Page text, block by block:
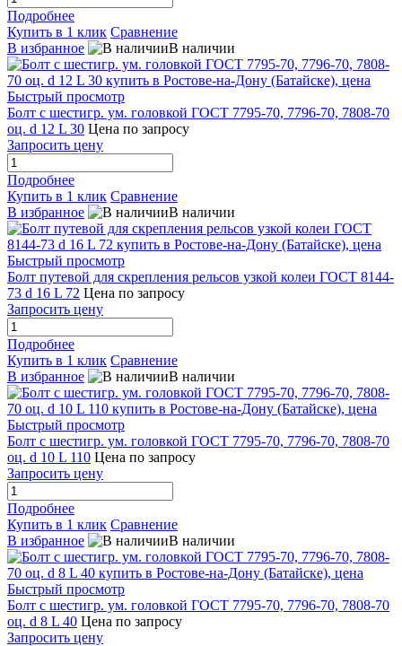
Подробнее
Купить в 1 клик Сравнение
В избранное
В наличии
Быстрый просмотр
Болт с шестигр. ум. головкой ГОСТ 7795-70, 7796-70, 7808-70
оц. d 12 L 30 Цена по запросу
Запросить цену
Подробнее
Купить в 1 клик Сравнение
В избранное
В наличии
Быстрый просмотр
Болт путевой для скрепления рельсов узкой колеи ГОСТ 8144-
73 d 16 L 72 Цена по запросу
Запросить цену
Подробнее
Купить в 1 клик Сравнение
В избранное
В наличии
Быстрый просмотр
Болт с шестигр. ум. головкой ГОСТ 7795-70, 7796-70, 7808-70
оц. d 10 L 110 Цена по запросу
Запросить цену
Подробнее
Купить в 1 клик Сравнение
В избранное
В наличии
Быстрый просмотр
Болт с шестигр. ум. головкой ГОСТ 7795-70, 7796-70, 7808-70
оц. d 8 L 40 Цена по запросу
Запросить цену